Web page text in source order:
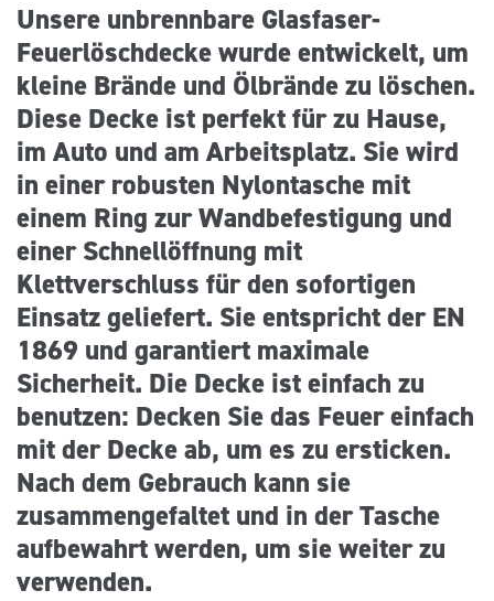
Unsere unbrennbare Glasfaser-
Feuerlöschdecke wurde entwickelt, um
kleine Brände und Ölbrände zu löschen.
Diese Decke ist perfekt für zu Hause,
im Auto und am Arbeitsplatz. Sie wird
in einer robusten Nylontasche mit
einem Ring zur Wandbefestigung und
einer Schnellöffnung mit
Klettverschluss für den sofortigen
Einsatz geliefert. Sie entspricht der EN
1869 und garantiert maximale
Sicherheit. Die Decke ist einfach zu
benutzen: Decken Sie das Feuer einfach
mit der Decke ab, um es zu ersticken.
Nach dem Gebrauch kann sie
zusammengefaltet und in der Tasche
aufbewahrt werden, um sie weiter zu
verwenden.